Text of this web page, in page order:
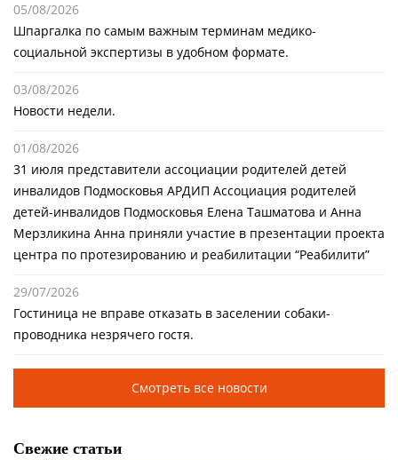
05/08/2026
Шпаргалка по самым важным терминам медико-
социальной экспертизы в удобном формате.
03/08/2026
Новости недели.
01/08/2026
31 июля представители ассоциации родителей детей
инвалидов Подмосковья АРДИП Ассоциация родителей
детей-инвалидов Подмосковья Елена Ташматова и Анна
Мерзликина Анна приняли участие в презентации проекта
центра по протезированию и реабилитации “Реабилити”
29/07/2026
Гостиница не вправе отказать в заселении собаки-
проводника незрячего гостя.
Смотреть все новости
Свежие статьи